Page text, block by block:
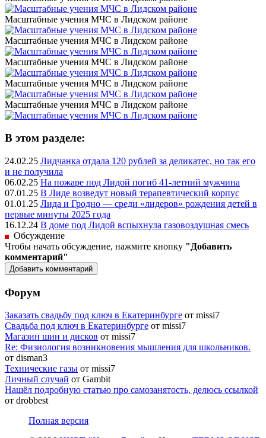
Масштабные учения МЧС в Лидском районе
Масштабные учения МЧС в Лидском районе
Масштабные учения МЧС в Лидском районе
Масштабные учения МЧС в Лидском районе
Масштабные учения МЧС в Лидском районе
В этом разделе:
24.02.25 Лидчанка отдала 120 рублей за деликатес, но так его
и не получила
06.02.25 На пожаре под Лидой погиб 41-летний мужчина
07.01.25 В Лиде возведут новый терапевтический корпус
01.01.25 Лида и Гродно — среди «лидеров» рождения детей в
первые минуты 2025 года
16.12.24 В доме под Лидой вспыхнула газовоздушная смесь
Обсуждение
Чтобы начать обсуждение, нажмите кнопку "Добавить
комментарий"
Форум
Заказать свадьбу под ключ в Екатеринбурге от missi7
Cвадьба под ключ в Екатеринбурге от missi7
Магазин шин и дисков от missi7
Re: Физиология возникновения мышления для школьников.
от disman3
Технические газы от missi7
Личный случай от Gambit
Нашёл подробную статью про самозанятость, делюсь ссылкой
от drobbest
Полная версия